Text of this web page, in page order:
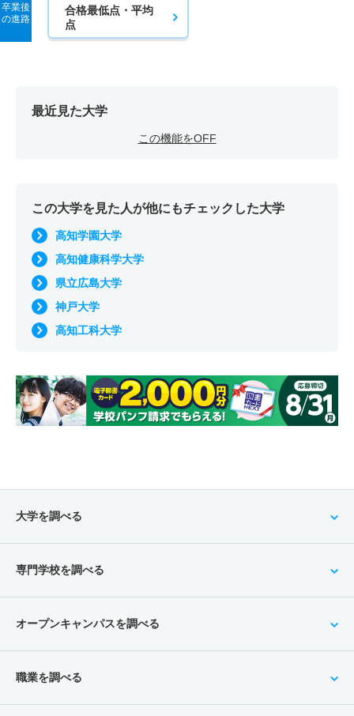
卒業後
の進路
合格最低点・平均
点
最近見た大学
この機能をOFF
この大学を見た人が他にもチェックした大学
高知学園大学
高知健康科学大学
県立広島大学
神戸大学
高知工科大学
大学を調べる
専門学校を調べる
オープンキャンパスを調べる
職業を調べる